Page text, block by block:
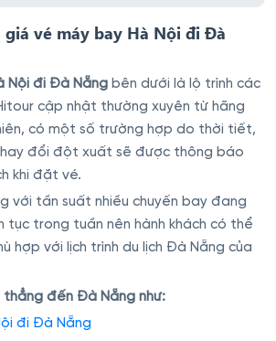
vé máy bay Hà Nội đi Đà
Nội đi Đà Nẵng bên dưới là lộ trình các
cập nhật thường xuyên từ hãng
có một số trường hợp do thời tiết,
đổi đột xuất sẽ được thông báo
khi đặt vé.
với tần suất nhiều chuyến bay đang
tục trong tuần nên hành khách có thể
hợp với lịch trình du lịch Đà Nẵng của
thẳng đến Đà Nẵng như:
đi Đà Nẵng